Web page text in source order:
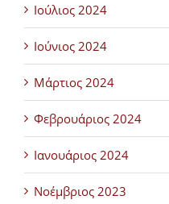
Ιούλιος 2024
Ιούνιος 2024
Μάρτιος 2024
Φεβρουάριος 2024
Ιανουάριος 2024
Νοέμβριος 2023